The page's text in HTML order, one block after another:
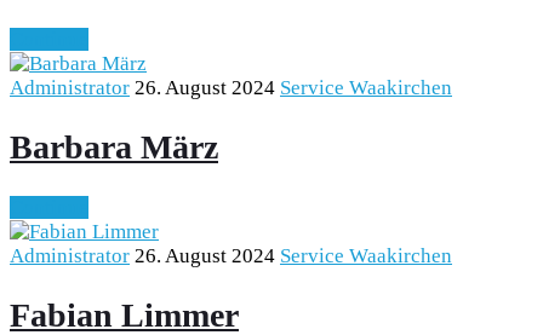
Administrator 26. August 2024 Service Waakirchen
Barbara März
Administrator 26. August 2024 Service Waakirchen
Fabian Limmer